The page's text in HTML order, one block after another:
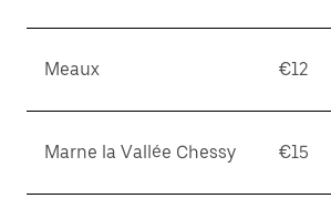
Meaux €12
Marne la Vallée Chessy €15